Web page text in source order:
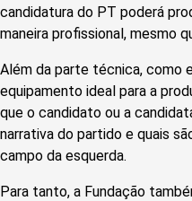
candidatura do PT poderá
maneira profissional, mesmo
Além da parte técnica, como
equipamento ideal para a
que o candidato ou a
narrativa do partido e quais
campo da esquerda.
Para tanto, a Fundação